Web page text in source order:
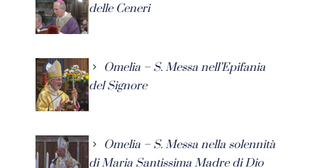
delle Ceneri
Omelia – S. Messa nell’Epifania
del Signore
Omelia – S. Messa nella solennità
di Maria Santissima Madre di Dio